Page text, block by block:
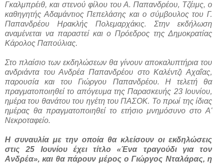
Γκαλμπρέιθ, και στενού φίλου του A. Παπανδρέου, Τζέιμς, ο
καθηγητής Αδαμάντιος Πεπελάσης και ο σύμβουλος του Γ.
Παπανδρέου Ηρακλής Πολεμαρχάκις. Στην εκδήλωση
αναμένεται να παραστεί και ο Πρόεδρος της Δημοκρατίας
Κάρολος Παπούλιας.
Στο πλαίσιο των εκδηλώσεων θα γίνουν αποκαλυπτήρια του
ανδριάντα του Ανδρέα Παπανδρέου στο Καλέντζι Αχαΐας,
παρουσία και του Γιώργου Παπανδρέου. H τελετή θα
πραγματοποιηθεί το απόγευμα της Παρασκευής 23 Ιουνίου,
ημέρα του θανάτου του ηγέτη του ΠΑΣΟΚ. Το πρωί της ίδιας
ημέρας θα πραγματοποιηθεί το ετήσιο μνημόσυνο στο A'
Νεκροταφείο.
H συναυλία με την οποία θα κλείσουν οι εκδηλώσεις
στις 25 Ιουνίου έχει τίτλο «Ένα τραγούδι για τον
Ανδρέα», και θα πάρουν μέρος ο Γιώργος Νταλάρας, η